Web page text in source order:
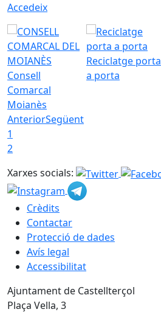
Accedeix
Consell
Comarcal
Moianès
Reciclatge porta
a porta
AnteriorSegüent
1
2
Xarxes socials:
Crèdits
Contactar
Protecció de dades
Avís legal
Accessibilitat
Ajuntament de Castellterçol
Plaça Vella, 3